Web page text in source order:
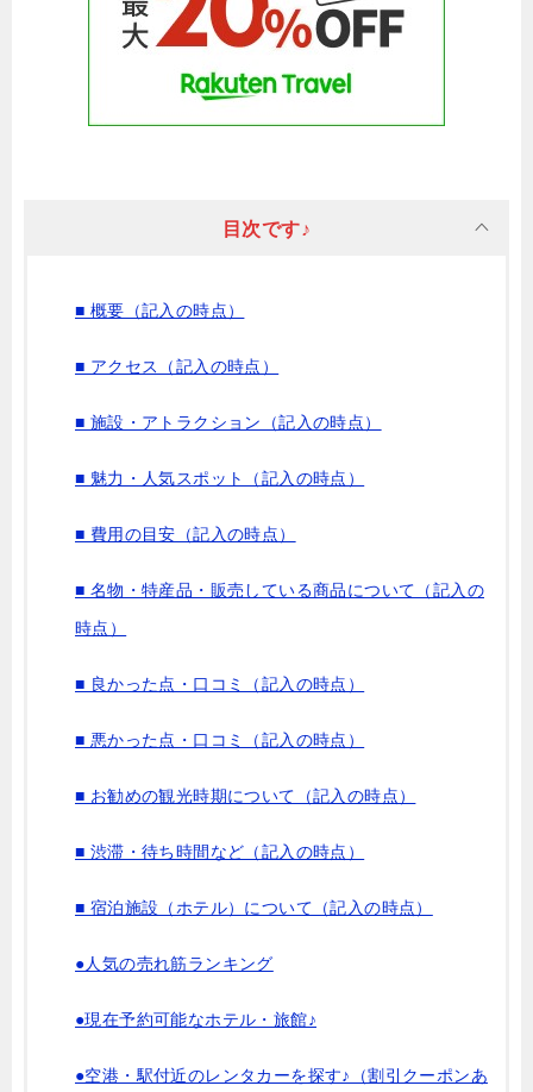
目次です♪
■ 概要（記入の時点）
■ アクセス（記入の時点）
■ 施設・アトラクション（記入の時点）
■ 魅力・人気スポット（記入の時点）
■ 費用の目安（記入の時点）
■ 名物・特産品・販売している商品について（記入の
時点）
■ 良かった点・口コミ（記入の時点）
■ 悪かった点・口コミ（記入の時点）
■ お勧めの観光時期について（記入の時点）
■ 渋滞・待ち時間など（記入の時点）
■ 宿泊施設（ホテル）について（記入の時点）
●人気の売れ筋ランキング
●現在予約可能なホテル・旅館♪
●空港・駅付近のレンタカーを探す♪（割引クーポンあ